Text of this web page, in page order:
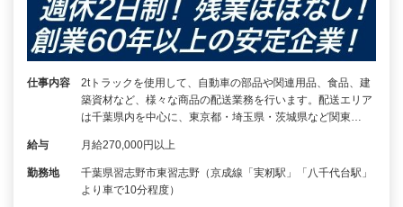
仕事内容
2tトラックを使用して、自動車の部品や関連用品、食品、建
築資材など、様々な商品の配送業務を行います。配送エリア
は千葉県内を中心に、東京都・埼玉県・茨城県など関東…
給与 月給270,000円以上
勤務地
千葉県習志野市東習志野（京成線「実籾駅」「八千代台駅」
より車で10分程度）